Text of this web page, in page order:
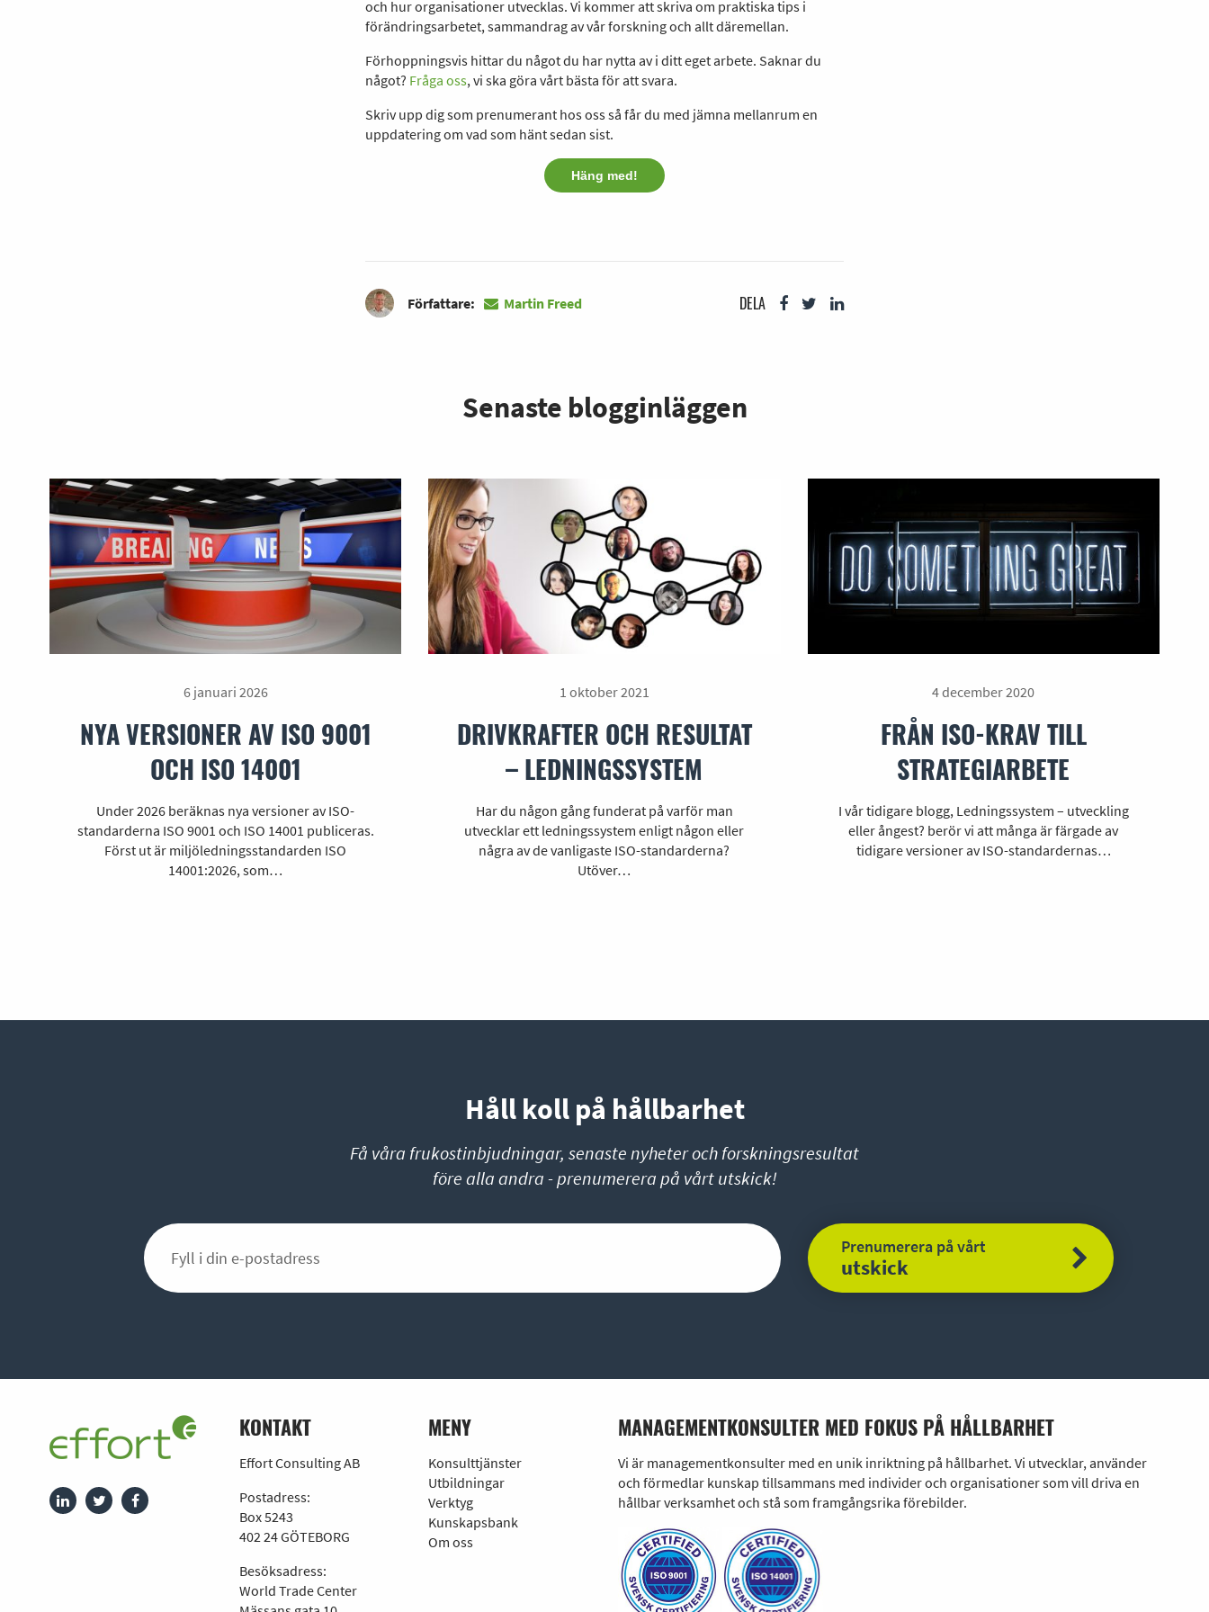
och hur organisationer utvecklas. Vi kommer att skriva om praktiska tips i
förändringsarbetet, sammandrag av vår forskning och allt däremellan.
Förhoppningsvis hittar du något du har nytta av i ditt eget arbete. Saknar du
något? Fråga oss, vi ska göra vårt bästa för att svara.
Skriv upp dig som prenumerant hos oss så får du med jämna mellanrum en
uppdatering om vad som hänt sedan sist.
Häng med!
Författare: Martin Freed DELA
Senaste blogginläggen
6 januari 2026
NYA VERSIONER AV ISO 9001
OCH ISO 14001
Under 2026 beräknas nya versioner av ISO-
standarderna ISO 9001 och ISO 14001 publiceras.
Först ut är miljöledningsstandarden ISO
14001:2026, som…
1 oktober 2021
DRIVKRAFTER OCH RESULTAT
– LEDNINGSSYSTEM
Har du någon gång funderat på varför man
utvecklar ett ledningssystem enligt någon eller
några av de vanligaste ISO-standarderna?
Utöver…
4 december 2020
FRÅN ISO-KRAV TILL
STRATEGIARBETE
I vår tidigare blogg, Ledningssystem – utveckling
eller ångest? berör vi att många är färgade av
tidigare versioner av ISO-standardernas…
Håll koll på hållbarhet
Få våra frukostinbjudningar, senaste nyheter och forskningsresultat
före alla andra - prenumerera på vårt utskick!
Prenumerera på vårt
utskick
KONTAKT
Effort Consulting AB
Postadress:
Box 5243
402 24 GÖTEBORG
Besöksadress:
World Trade Center
MENY
Konsulttjänster
Utbildningar
Verktyg
Kunskapsbank
Om oss
MANAGEMENTKONSULTER MED FOKUS PÅ HÅLLBARHET
Vi är managementkonsulter med en unik inriktning på hållbarhet. Vi utvecklar, använder
och förmedlar kunskap tillsammans med individer och organisationer som vill driva en
hållbar verksamhet och stå som framgångsrika förebilder.